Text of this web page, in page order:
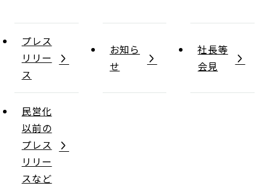
プレス
リリー
ス
お知ら
せ
社長等
会見
民営化
以前の
プレス
リリー
スなど